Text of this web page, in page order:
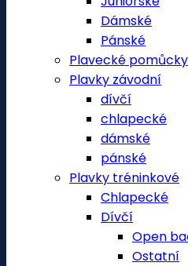
Dámské
Pánské
Plavecké
Plavky závodní
dívčí
chlapecké
dámské
pánské
Plavky tréninkové
Chlapecké
Dívčí
Open
Ostatní